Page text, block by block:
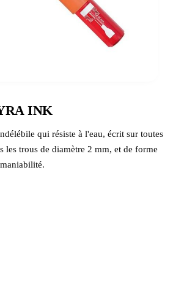
INK
qui résiste à l'eau, écrit sur toutes
les trous de diamètre 2 mm, et de forme